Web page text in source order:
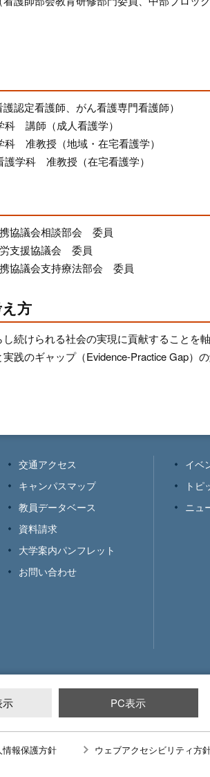
認定看護師、がん看護専門看護師）
講師（成人看護学）
准教授（地域・在宅看護学）
学科 准教授（在宅看護学）
協議会相談部会 委員
支援協議会 委員
協議会支持療法部会 委員
方
続けられる社会の実現に貢献することを
践のギャップ（Evidence-Practice Gap）
交通アクセス
キャンパスマップ
教員データベース
資料請求
大学案内パンフレット
お問い合わせ
イベ
トピ
ニュ
示 PC表示
情報保護方針 ウェブアクセシビリティ方